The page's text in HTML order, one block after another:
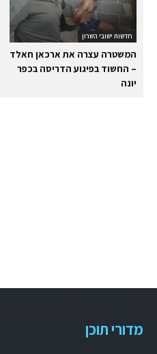
חדשות ישובי השרון
המשטרה עצרה את ארכאן חאלד
– החשוד בפיגוע הדריסה בכפר
יונה
מדורי תוכן